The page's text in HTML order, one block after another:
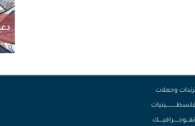
وحملات